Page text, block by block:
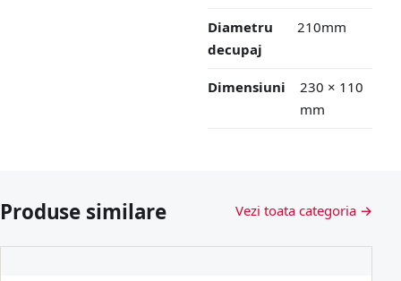
Diametru
decupaj
210mm
Dimensiuni
230 × 110
mm
Produse similare Vezi toata categoria →